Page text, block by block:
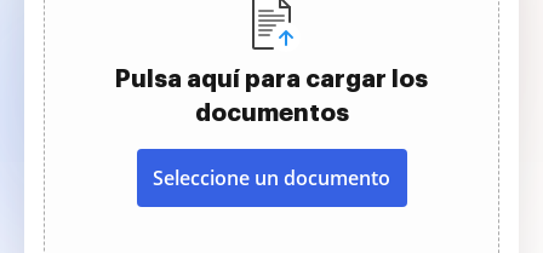
Pulsa aquí para cargar los
documentos
Seleccione un documento